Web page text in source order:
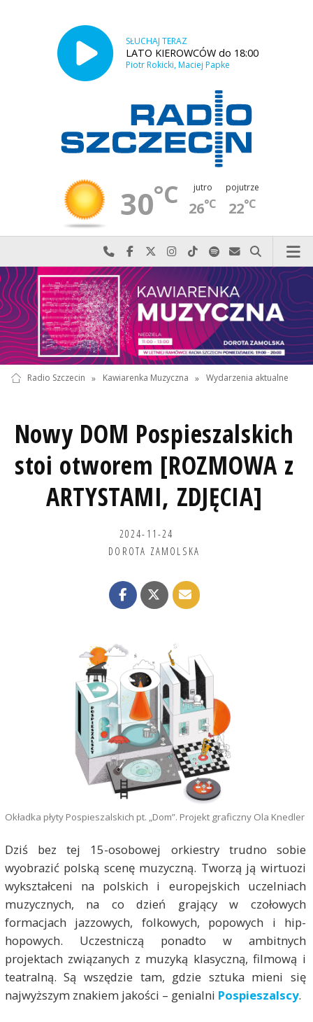
SŁUCHAJ TERAZ
LATO KIEROWCÓW do 18:00
Piotr Rokicki, Maciej Papke
30°C jutro
26°C
pojutrze
22°C
Najlepiej po prostu do nas zadzwoń
Odwiedź nas na Facebook-u
Odwiedź nas na X
Odwiedź nas na Instagram-ie
Odwiedź nas na TikTok-u
Szukaj nas na Spotify
Wyślij do nas
Szukaj
Radio Szczecin » Kawiarenka Muzyczna » Wydarzenia aktualne
Nowy DOM Pospieszalskich
stoi otworem [ROZMOWA z
ARTYSTAMI, ZDJĘCIA]
2024-11-24
DOROTA ZAMOLSKA
Okładka płyty Pospieszalskich pt. „Dom”. Projekt graficzny Ola Knedler
Dziś bez tej 15-osobowej orkiestry trudno sobie
wyobrazić polską scenę muzyczną. Tworzą ją wirtuozi
wykształceni na polskich i europejskich uczelniach
muzycznych, na co dzień grający w czołowych
formacjach jazzowych, folkowych, popowych i hip-
hopowych. Uczestniczą ponadto w ambitnych
projektach związanych z muzyką klasyczną, filmową i
teatralną. Są wszędzie tam, gdzie sztuka mieni się
najwyższym znakiem jakości – genialni Pospieszalscy.